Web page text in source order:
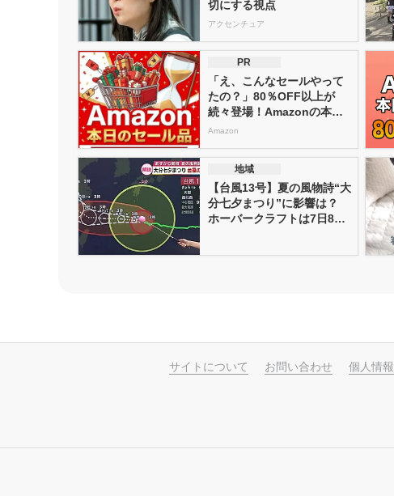
切にする視点
アクセンチュア
PR
「え、こんなセールやって
たの？」80％OFF以上が
続々登場！Amazonの本気
が...
Amazon
地域
【台風13号】夏の風物詩“大
分七夕まつり”に影響は？
ホーバークラフトは7日8
サイトについて お問い合わせ 個人情